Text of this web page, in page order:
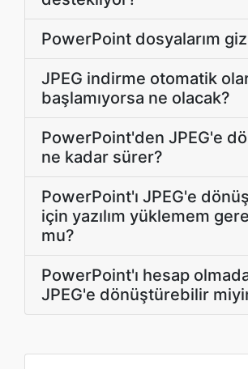
PowerPoint dosyalarım
JPEG indirme otomatik
başlamıyorsa ne olacak?
PowerPoint'den JPEG'e
ne kadar sürer?
PowerPoint'ı JPEG'e
için yazılım yüklemem
mu?
PowerPoint'ı hesap
JPEG'e dönüştürebilir